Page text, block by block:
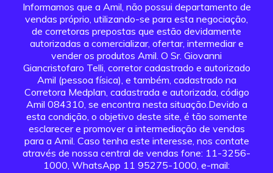
Informamos que a Amil, não possui departamento de
vendas próprio, utilizando-se para esta negociação,
de corretoras prepostas que estão devidamente
autorizadas a comercializar, ofertar, intermediar e
vender os produtos Amil. O Sr. Giovanni
Giancristofaro Telli, corretor cadastrado e autorizado
Amil (pessoa física), e também, cadastrado na
Corretora Medplan, cadastrada e autorizada, código
Amil 084310, se encontra nesta situação.Devido a
esta condição, o objetivo deste site, é tão somente
esclarecer e promover a intermediação de vendas
para a Amil. Caso tenha este interesse, nos contate
através de nossa central de vendas fone: 11-3256-
1000, WhatsApp 11 95275-1000, e-mail: